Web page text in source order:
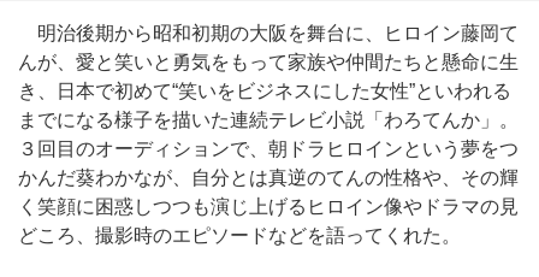
明治後期から昭和初期の大阪を舞台に、ヒロイン藤岡て
んが、愛と笑いと勇気をもって家族や仲間たちと懸命に生
き、日本で初めて“笑いをビジネスにした女性”といわれる
までになる様子を描いた連続テレビ小説「わろてんか」。
３回目のオーディションで、朝ドラヒロインという夢をつ
かんだ葵わかなが、自分とは真逆のてんの性格や、その輝
く笑顔に困惑しつつも演じ上げるヒロイン像やドラマの見
どころ、撮影時のエピソードなどを語ってくれた。